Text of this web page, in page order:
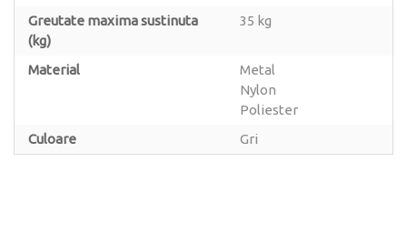
Greutate maxima sustinuta
(kg)
35 kg
Material
Metal
Nylon
Poliester
Culoare
Gri